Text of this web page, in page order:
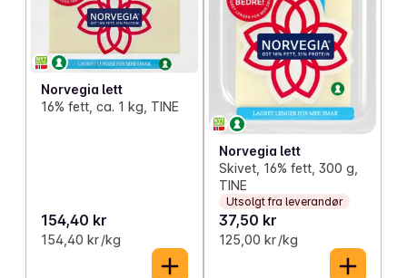
Norvegia lett
16% fett, ca. 1 kg, TINE
154,40 kr
154,40 kr /kg
Norvegia lett
Skivet, 16% fett, 300 g,
TINE
Utsolgt fra leverandør
37,50 kr
125,00 kr /kg